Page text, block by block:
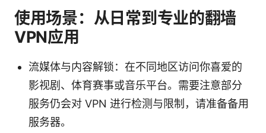
使用场景：从日常到专业的翻墙
VPN应用
流媒体与内容解锁：在不同地区访问你喜爱的
影视剧、体育赛事或音乐平台。需要注意部分
服务仍会对 VPN 进行检测与限制，请准备备用
服务器。